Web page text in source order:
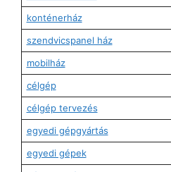
konténerház
szendvicspanel ház
mobilház
célgép
célgép tervezés
egyedi gépgyártás
egyedi gépek